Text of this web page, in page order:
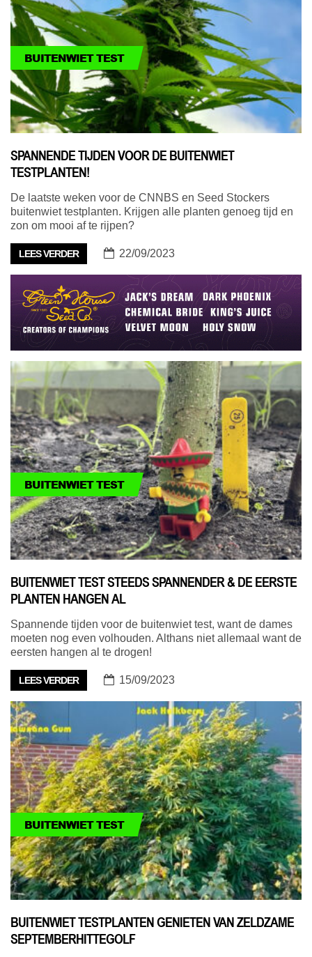
BUITENWIET TEST
SPANNENDE TIJDEN VOOR DE BUITENWIET
TESTPLANTEN!
De laatste weken voor de CNNBS en Seed Stockers
buitenwiet testplanten. Krijgen alle planten genoeg tijd en
zon om mooi af te rijpen?
LEES VERDER 22/09/2023
BUITENWIET TEST
BUITENWIET TEST STEEDS SPANNENDER & DE EERSTE
PLANTEN HANGEN AL
Spannende tijden voor de buitenwiet test, want de dames
moeten nog even volhouden. Althans niet allemaal want de
eersten hangen al te drogen!
LEES VERDER 15/09/2023
BUITENWIET TEST
BUITENWIET TESTPLANTEN GENIETEN VAN ZELDZAME
SEPTEMBERHITTEGOLF